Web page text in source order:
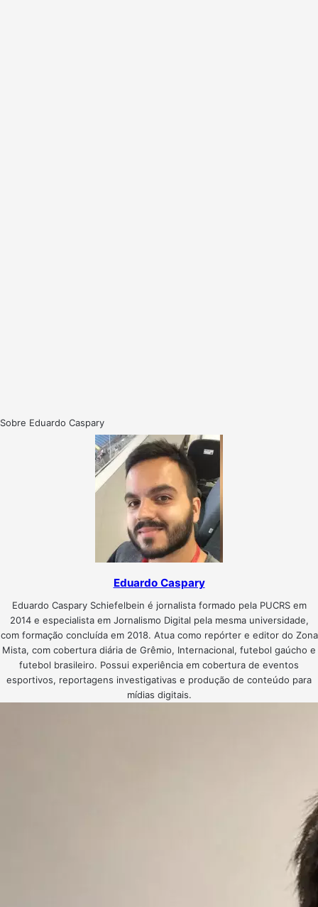
Sobre Eduardo Caspary
Eduardo Caspary
Eduardo Caspary Schiefelbein é jornalista formado pela PUCRS em
2014 e especialista em Jornalismo Digital pela mesma universidade,
com formação concluída em 2018. Atua como repórter e editor do Zona
Mista, com cobertura diária de Grêmio, Internacional, futebol gaúcho e
futebol brasileiro. Possui experiência em cobertura de eventos
esportivos, reportagens investigativas e produção de conteúdo para
mídias digitais.